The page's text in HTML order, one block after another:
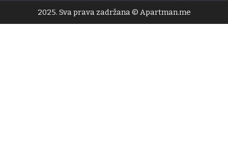
2025. Sva prava zadržana © Apartman.me